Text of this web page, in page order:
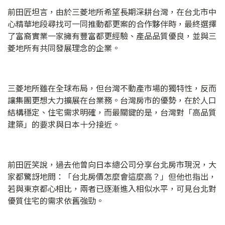
前田匠坦言，由於三菱地所希望長期深耕台灣，在台北市中
心精華地段尋找可一同推動都更案的合作夥伴時，最終選擇
了富裔實業一家擁有豐富都更經驗、產品品質優良，並與三
菱地所有共同發展理念的企業。
三菱地所雖在全球布局，但台灣不動產市場的獨特性，反而
讓集團更想大力擴展在台業務。台灣房市的優勢，在於人口
結構穩定、住宅需求明確，而最關鍵的是，台灣對「高品質
建築」的要求與日本十分接近。
前田匠笑說，過去他曾向日本總公司分享台北房市現況，大
家都驚訝地問：「台北房價怎麼會這麼高？」但他也指出，
若與東京都心相比，兩者已逐漸進入相似水平，可見台北對
優質住宅的需求依舊強勁。